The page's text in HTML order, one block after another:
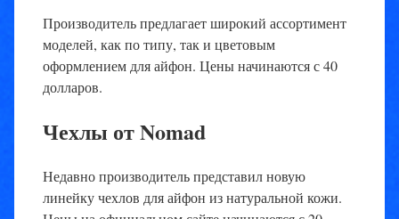
Производитель предлагает широкий ассортимент
моделей, как по типу, так и цветовым
оформлением для айфон. Цены начинаются с 40
долларов.
Чехлы от Nomad
Недавно производитель представил новую
линейку чехлов для айфон из натуральной кожи.